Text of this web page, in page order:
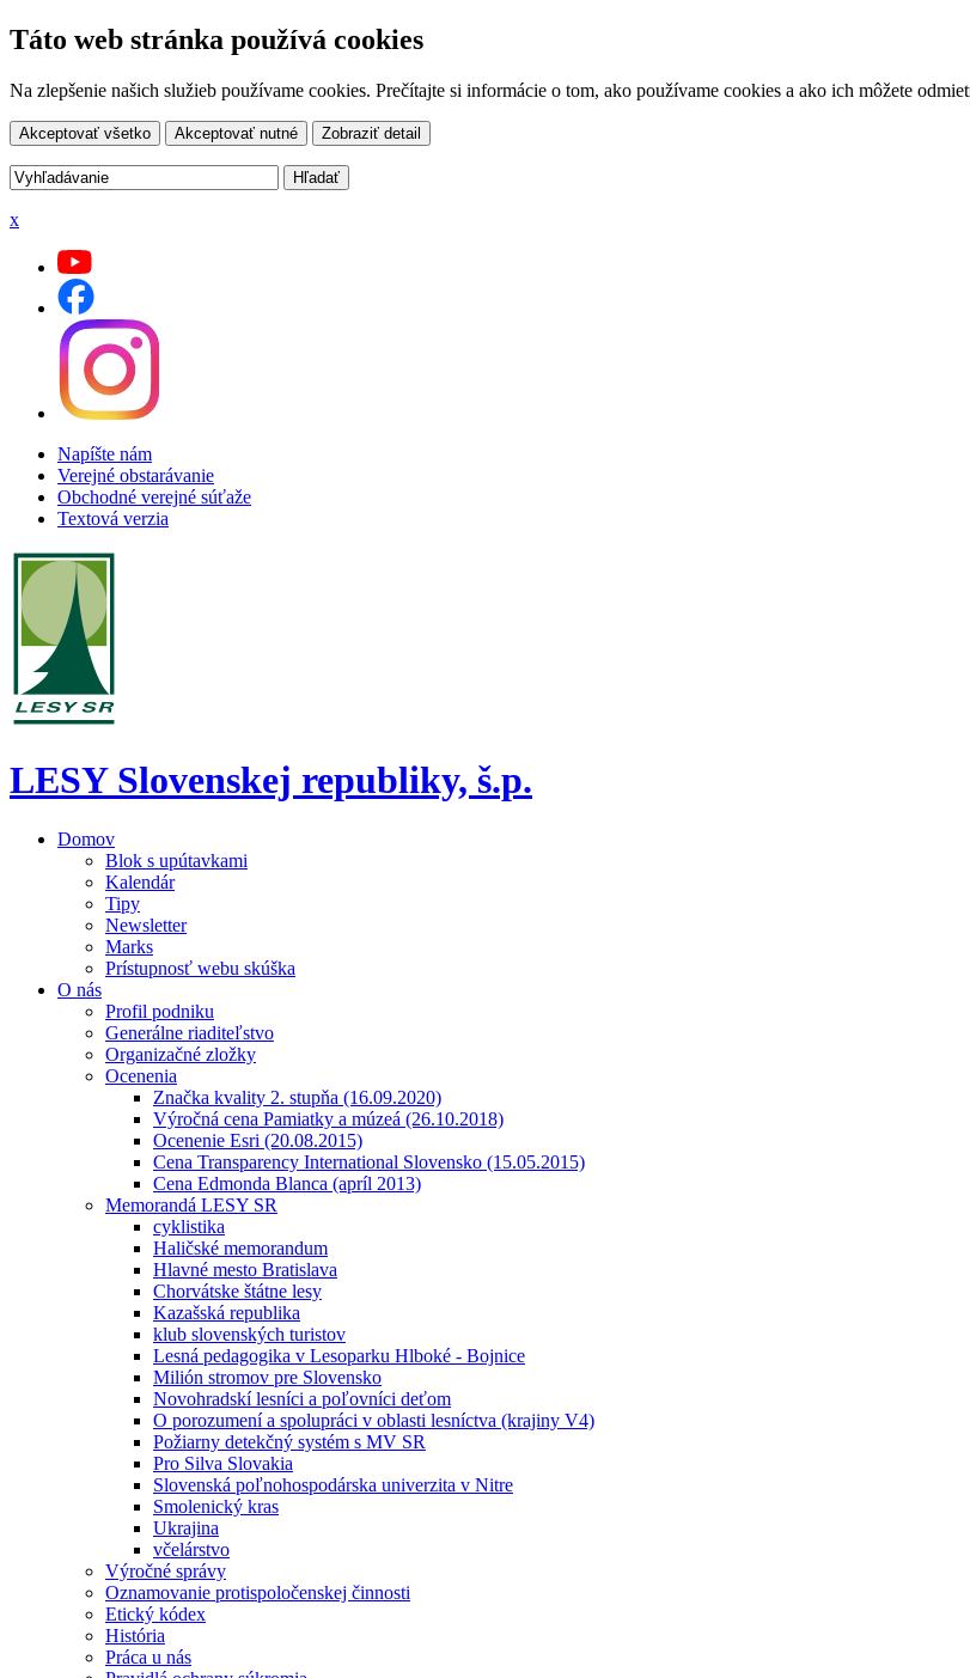
Táto web stránka používá cookies
Na zlepšenie našich služieb používame cookies. Prečítajte si informácie o tom, ako používame cookies a ako ich môžete
Akceptovať všetko Akceptovať nutné Zobraziť detail
x
Napíšte nám
Verejné obstarávanie
Obchodné verejné súťaže
Textová verzia
LESY Slovenskej republiky, š.p.
Domov
Blok s upútavkami
Kalendár
Tipy
Newsletter
Marks
Prístupnosť webu skúška
O nás
Profil podniku
Generálne riaditeľstvo
Organizačné zložky
Ocenenia
Značka kvality 2. stupňa (16.09.2020)
Výročná cena Pamiatky a múzeá (26.10.2018)
Ocenenie Esri (20.08.2015)
Cena Transparency International Slovensko (15.05.2015)
Cena Edmonda Blanca (apríl 2013)
Memorandá LESY SR
cyklistika
Haličské memorandum
Hlavné mesto Bratislava
Chorvátske štátne lesy
Kazašská republika
klub slovenských turistov
Lesná pedagogika v Lesoparku Hlboké - Bojnice
Milión stromov pre Slovensko
Novohradskí lesníci a poľovníci deťom
O porozumení a spolupráci v oblasti lesníctva (krajiny V4)
Požiarny detekčný systém s MV SR
Pro Silva Slovakia
Slovenská poľnohospodárska univerzita v Nitre
Smolenický kras
Ukrajina
včelárstvo
Výročné správy
Oznamovanie protispoločenskej činnosti
Etický kódex
História
Práca u nás